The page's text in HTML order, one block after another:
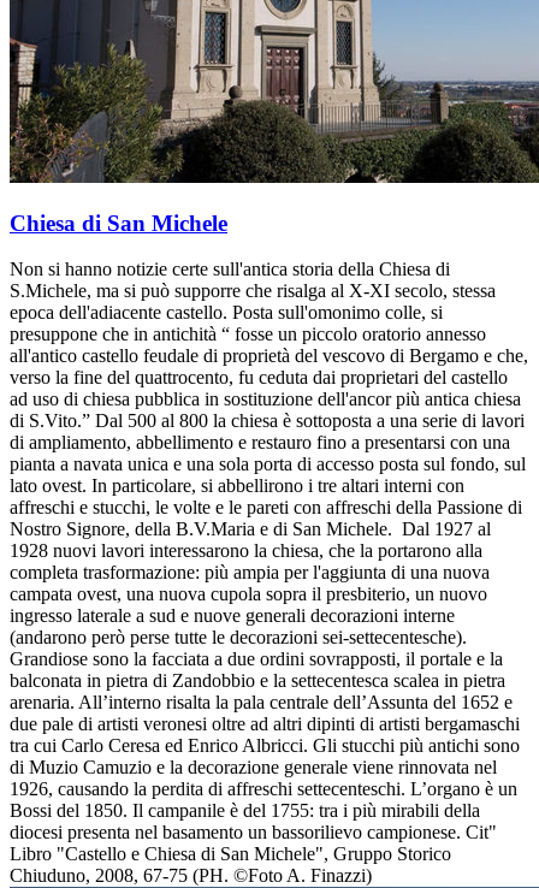
Chiesa di San Michele
Non si hanno notizie certe sull'antica storia della Chiesa di
S.Michele, ma si può supporre che risalga al X-XI secolo, stessa
epoca dell'adiacente castello. Posta sull'omonimo colle, si
presuppone che in antichità “ fosse un piccolo oratorio annesso
all'antico castello feudale di proprietà del vescovo di Bergamo e che,
verso la fine del quattrocento, fu ceduta dai proprietari del castello
ad uso di chiesa pubblica in sostituzione dell'ancor più antica chiesa
di S.Vito.” Dal 500 al 800 la chiesa è sottoposta a una serie di lavori
di ampliamento, abbellimento e restauro fino a presentarsi con una
pianta a navata unica e una sola porta di accesso posta sul fondo, sul
lato ovest. In particolare, si abbellirono i tre altari interni con
affreschi e stucchi, le volte e le pareti con affreschi della Passione di
Nostro Signore, della B.V.Maria e di San Michele. Dal 1927 al
1928 nuovi lavori interessarono la chiesa, che la portarono alla
completa trasformazione: più ampia per l'aggiunta di una nuova
campata ovest, una nuova cupola sopra il presbiterio, un nuovo
ingresso laterale a sud e nuove generali decorazioni interne
(andarono però perse tutte le decorazioni sei-settecentesche).
Grandiose sono la facciata a due ordini sovrapposti, il portale e la
balconata in pietra di Zandobbio e la settecentesca scalea in pietra
arenaria. All’interno risalta la pala centrale dell’Assunta del 1652 e
due pale di artisti veronesi oltre ad altri dipinti di artisti bergamaschi
tra cui Carlo Ceresa ed Enrico Albricci. Gli stucchi più antichi sono
di Muzio Camuzio e la decorazione generale viene rinnovata nel
1926, causando la perdita di affreschi settecenteschi. L’organo è un
Bossi del 1850. Il campanile è del 1755: tra i più mirabili della
diocesi presenta nel basamento un bassorilievo campionese. Cit"
Libro "Castello e Chiesa di San Michele", Gruppo Storico
Chiuduno, 2008, 67-75 (PH. ©Foto A. Finazzi)